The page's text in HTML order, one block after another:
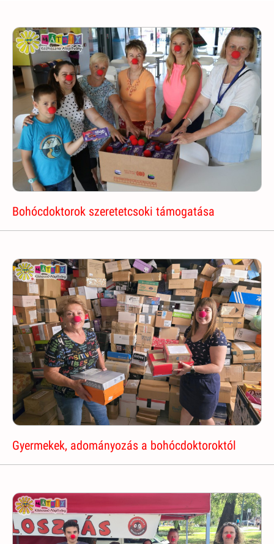
Bohócdoktorok szeretetcsoki támogatása
Gyermekek, adományozás a bohócdoktoroktól